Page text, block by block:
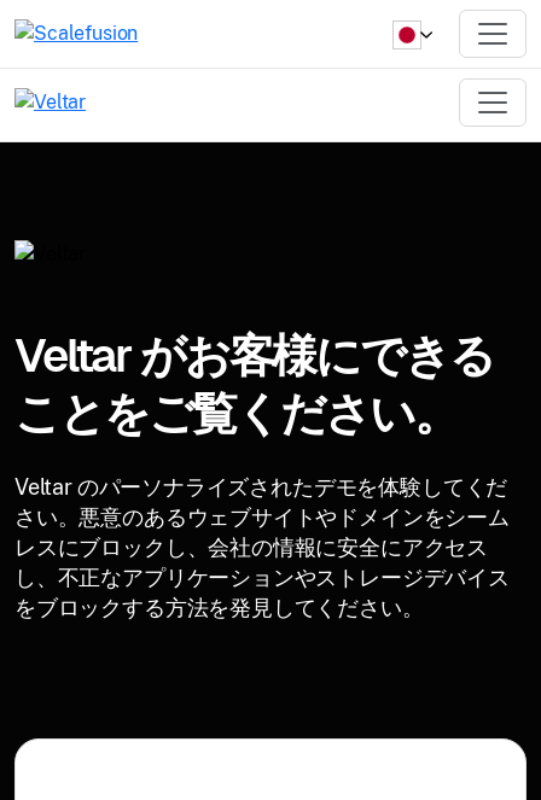
Veltar がお客様にできる
ことをご覧ください。
Veltar のパーソナライズされたデモを体験してくだ
さい。悪意のあるウェブサイトやドメインをシーム
レスにブロックし、会社の情報に安全にアクセス
し、不正なアプリケーションやストレージデバイス
をブロックする方法を発見してください。